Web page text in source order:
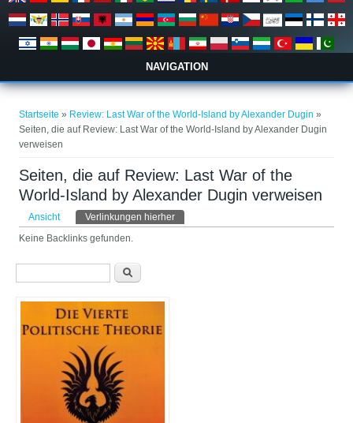
NAVIGATION
Startseite » Review: Last War of the World-Island by Alexander Dugin »
Seiten, die auf Review: Last War of the World-Island by Alexander Dugin
verweisen
Seiten, die auf Review: Last War of the
World-Island by Alexander Dugin verweisen
Haupt-Reiter
Ansicht Verlinkungen hierher
Keine Backlinks gefunden.
Suchformular